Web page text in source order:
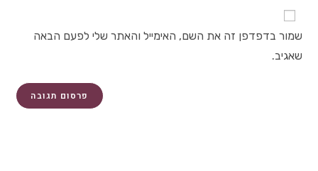
כדי
שלך
כדי
להגיב
כתובת
אתר
האינטרנט
שלך
שמור בדפדפן זה את השם, האימייל והאתר שלי לפעם הבאה
שאגיב.